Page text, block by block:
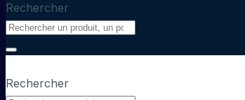
Rechercher
Rechercher